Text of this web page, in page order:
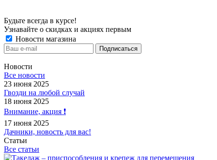
Будьте всегда в курсе!
Узнавайте о скидках и акциях первым
Новости магазина
Новости
Все новости
23 июня 2025
Гвозди на любой случай
18 июня 2025
Внимание, акция ❗️
17 июня 2025
Дачники, новость для вас!
Статьи
Все статьи